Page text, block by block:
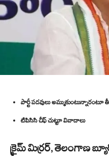
పార్టీ పదవులు అమ్ముకుంటున్నారంటూ
టిపిసిసి చీఫ్ చుట్టూ వివాదాలు
క్రైమ్ మిర్రర్, తెలంగాణ